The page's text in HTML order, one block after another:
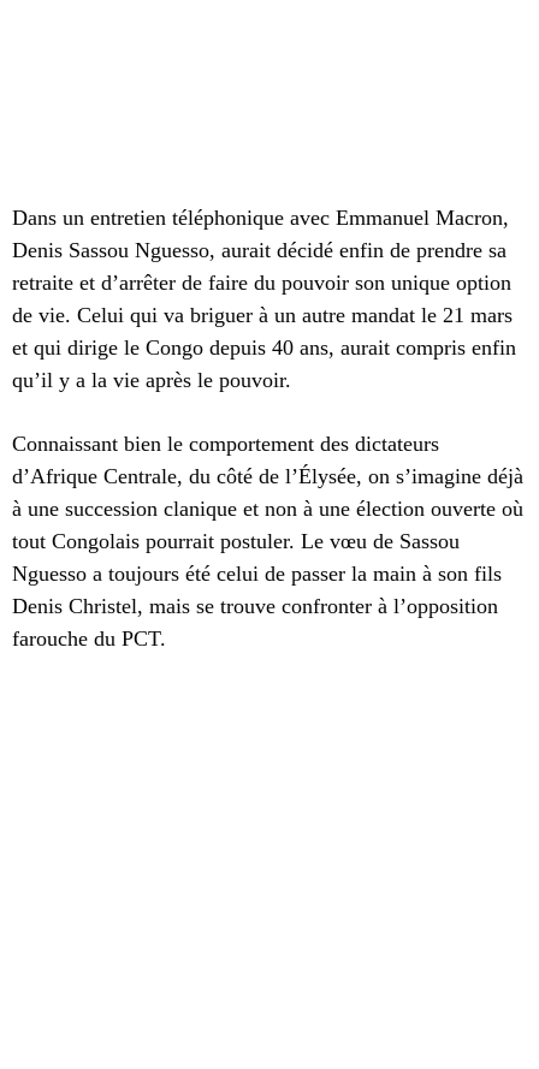
Dans un entretien téléphonique avec Emmanuel Macron,
Denis Sassou Nguesso, aurait décidé enfin de prendre sa
retraite et d’arrêter de faire du pouvoir son unique option
de vie. Celui qui va briguer à un autre mandat le 21 mars
et qui dirige le Congo depuis 40 ans, aurait compris enfin
qu’il y a la vie après le pouvoir.
Connaissant bien le comportement des dictateurs
d’Afrique Centrale, du côté de l’Élysée, on s’imagine déjà
à une succession clanique et non à une élection ouverte où
tout Congolais pourrait postuler. Le vœu de Sassou
Nguesso a toujours été celui de passer la main à son fils
Denis Christel, mais se trouve confronter à l’opposition
farouche du PCT.